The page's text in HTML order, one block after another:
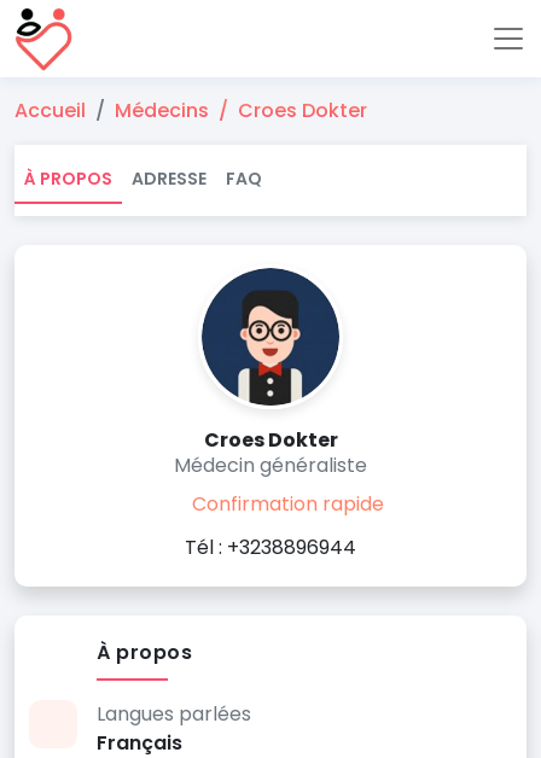
Accueil Médecins Croes Dokter
À PROPOS ADRESSE FAQ
Croes Dokter
Médecin généraliste
Confirmation rapide
Tél : +3238896944
À propos
Langues parlées
Français